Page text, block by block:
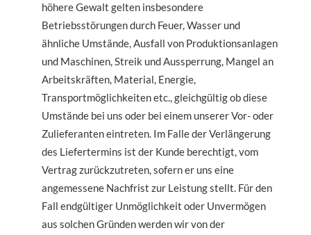
höhere Gewalt gelten insbesondere
Betriebsstörungen durch Feuer, Wasser und
ähnliche Umstände, Ausfall von Produktionsanlagen
und Maschinen, Streik und Aussperrung, Mangel an
Arbeitskräften, Material, Energie,
Transportmöglichkeiten etc., gleichgültig ob diese
Umstände bei uns oder bei einem unserer Vor- oder
Zulieferanten eintreten. Im Falle der Verlängerung
des Liefertermins ist der Kunde berechtigt, vom
Vertrag zurückzutreten, sofern er uns eine
angemessene Nachfrist zur Leistung stellt. Für den
Fall endgültiger Unmöglichkeit oder Unvermögen
aus solchen Gründen werden wir von der